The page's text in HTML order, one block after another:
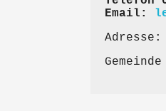
Email:
Adresse: